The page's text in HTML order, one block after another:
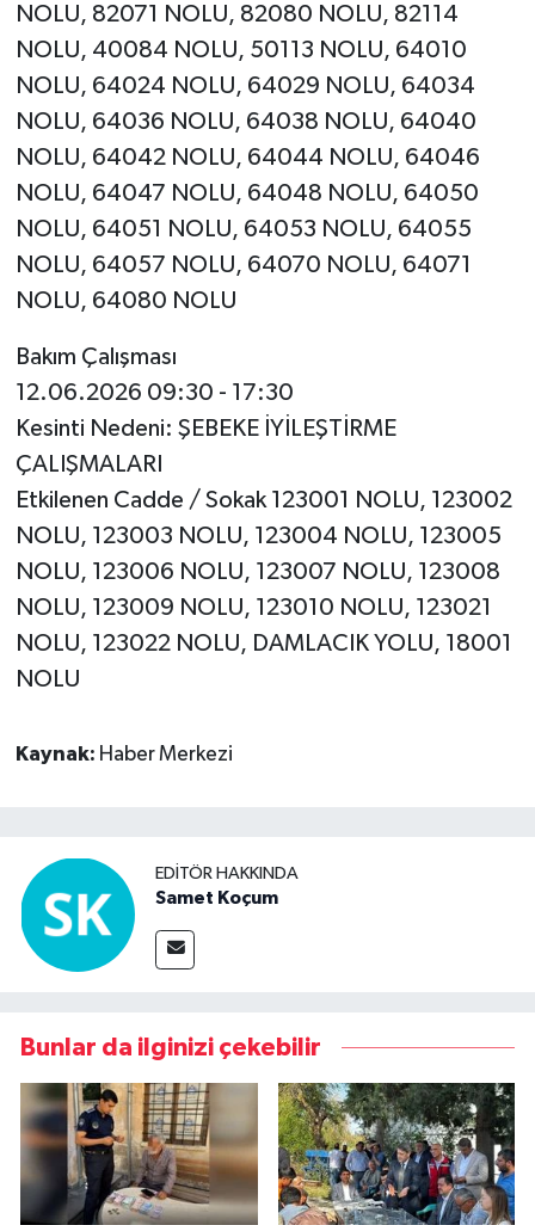
NOLU, 82071 NOLU, 82080 NOLU, 82114
NOLU, 40084 NOLU, 50113 NOLU, 64010
NOLU, 64024 NOLU, 64029 NOLU, 64034
NOLU, 64036 NOLU, 64038 NOLU, 64040
NOLU, 64042 NOLU, 64044 NOLU, 64046
NOLU, 64047 NOLU, 64048 NOLU, 64050
NOLU, 64051 NOLU, 64053 NOLU, 64055
NOLU, 64057 NOLU, 64070 NOLU, 64071
NOLU, 64080 NOLU
Bakım Çalışması
12.06.2026 09:30 - 17:30
Kesinti Nedeni: ŞEBEKE İYİLEŞTİRME
ÇALIŞMALARI
Etkilenen Cadde / Sokak 123001 NOLU, 123002
NOLU, 123003 NOLU, 123004 NOLU, 123005
NOLU, 123006 NOLU, 123007 NOLU, 123008
NOLU, 123009 NOLU, 123010 NOLU, 123021
NOLU, 123022 NOLU, DAMLACIK YOLU, 18001
NOLU
Kaynak: Haber Merkezi
EDITÖR HAKKINDA
Samet Koçum
Bunlar da ilginizi çekebilir